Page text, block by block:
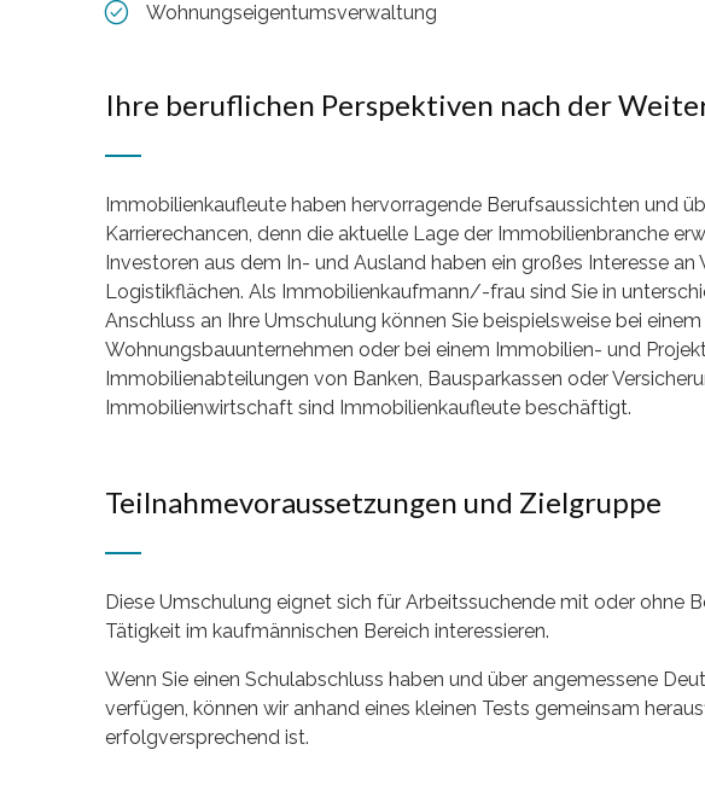
Wohnungseigentumsverwaltung
Ihre beruflichen Perspektiven nach der
Immobilienkaufleute haben hervorragende Berufsaussichten und
Karrierechancen, denn die aktuelle Lage der Immobilienbranche
Investoren aus dem In- und Ausland haben ein großes Interesse
Logistikflächen. Als Immobilienkaufmann/-frau sind Sie in
Anschluss an Ihre Umschulung können Sie beispielsweise bei einem
Wohnungsbauunternehmen oder bei einem Immobilien- und
Immobilienabteilungen von Banken, Bausparkassen oder
Immobilienwirtschaft sind Immobilienkaufleute beschäftigt.
Teilnahmevoraussetzungen und Zielgruppe
Diese Umschulung eignet sich für Arbeitssuchende mit oder ohne
Tätigkeit im kaufmännischen Bereich interessieren.
Wenn Sie einen Schulabschluss haben und über angemessene
verfügen, können wir anhand eines kleinen Tests gemeinsam
erfolgversprechend ist.